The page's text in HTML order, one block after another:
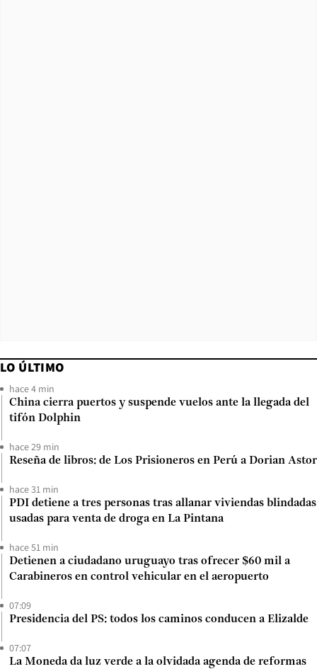
LO ÚLTIMO
hace 4 min
China cierra puertos y suspende vuelos ante la llegada del
tifón Dolphin
hace 29 min
Reseña de libros: de Los Prisioneros en Perú a Dorian Astor
hace 31 min
PDI detiene a tres personas tras allanar viviendas blindadas
usadas para venta de droga en La Pintana
hace 51 min
Detienen a ciudadano uruguayo tras ofrecer $60 mil a
Carabineros en control vehicular en el aeropuerto
07:09
Presidencia del PS: todos los caminos conducen a Elizalde
07:07
La Moneda da luz verde a la olvidada agenda de reformas